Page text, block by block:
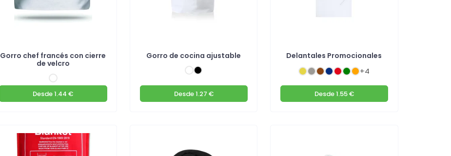
Gorro chef francés con cierre
de velcro
Desde1.44 €
Gorro de cocina ajustable
Desde1.27 €
Delantales Promocionales
+4
Desde1.55 €